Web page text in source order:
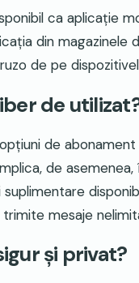
ca aplicație
din
de pe
de
de
de
mesaje
și privat?